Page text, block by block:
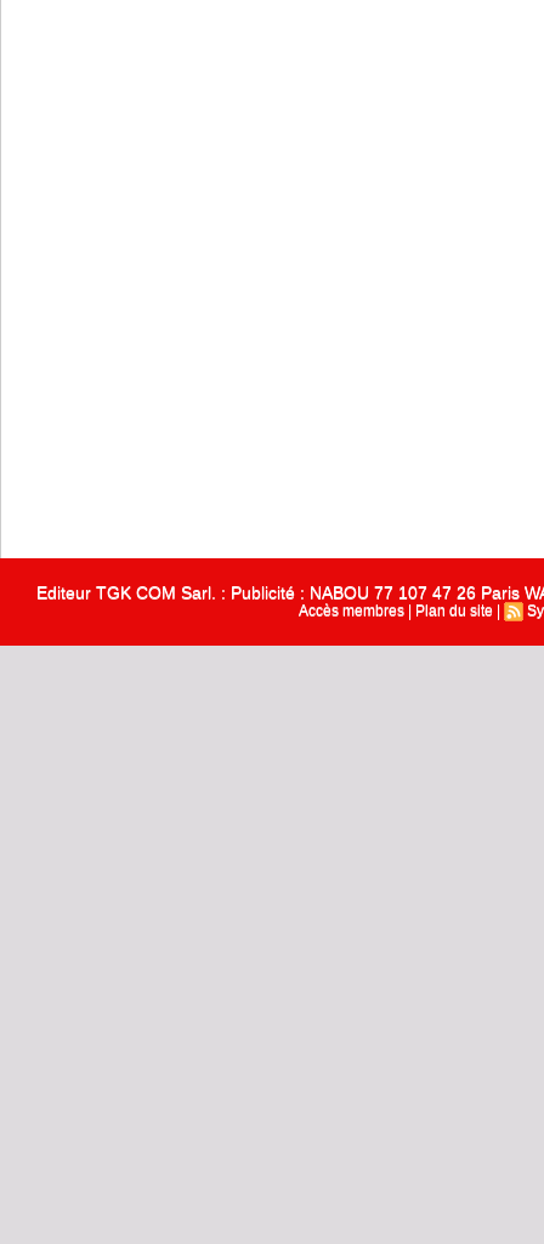
Editeur TGK COM Sarl. : Publicité : NABOU 77 107 47 26 Paris
Accès membres Plan du site